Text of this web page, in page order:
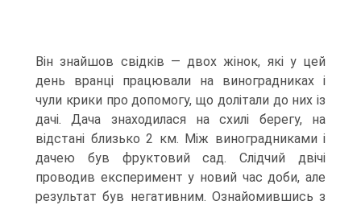
Він знайшов свідків — двох жінок, які у цей
день вранці працювали на виноградниках і
чули крики про допомогу, що долітали до них із
дачі. Дача знаходилася на схилі берегу, на
відстані близько 2 км. Між виноградниками і
дачею був фруктовий сад. Слідчий двічі
проводив експеримент у новий час доби, але
результат був негативним. Ознайомившись з